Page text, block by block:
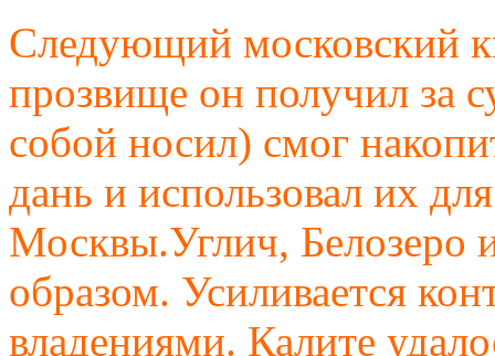
Следующий московский
прозвище он получил за
собой носил) смог
дань и использовал их
Москвы.Углич, Белозеро
образом. Усиливается
владениями. Калите